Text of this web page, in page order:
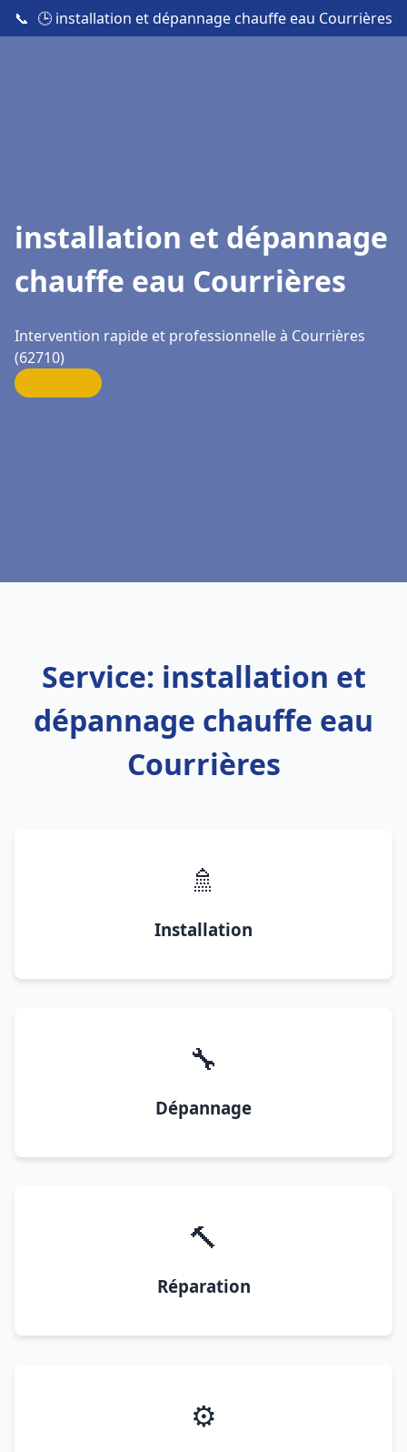
📞 🕒 installation et dépannage chauffe eau Courrières
installation et dépannage
chauffe eau Courrières
Intervention rapide et professionnelle à Courrières
(62710)
Service: installation et
dépannage chauffe eau
Courrières
🚿
Installation
🔧
Dépannage
🔨
Réparation
⚙️